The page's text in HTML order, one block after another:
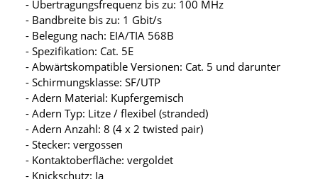
- Übertragungsfrequenz bis zu: 100 MHz
- Bandbreite bis zu: 1 Gbit/s
- Belegung nach: EIA/TIA 568B
- Spezifikation: Cat. 5E
- Abwärtskompatible Versionen: Cat. 5 und darunter
- Schirmungsklasse: SF/UTP
- Adern Material: Kupfergemisch
- Adern Typ: Litze / flexibel (stranded)
- Adern Anzahl: 8 (4 x 2 twisted pair)
- Stecker: vergossen
- Kontaktoberfläche: vergoldet
- Knickschutz: Ja